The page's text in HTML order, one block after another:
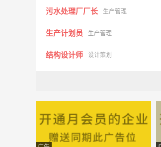
污水处理厂厂长 生产管理
生产计划员 生产管理
结构设计师 设计策划
土建工程师 建筑房产
客户关系主管 客户服务